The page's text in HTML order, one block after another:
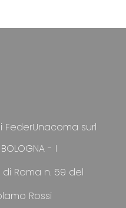
surl
- I
Roma n. 59 del
Rossi